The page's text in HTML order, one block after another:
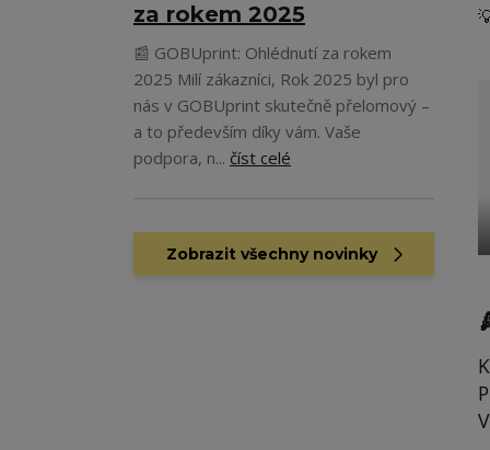
za rokem 2025
📰 GOBUprint: Ohlédnutí za rokem
2025 Milí zákazníci, Rok 2025 byl pro
nás v GOBUprint skutečně přelomový –
a to především díky vám. Vaše
podpora, n... číst celé
Zobrazit všechny novinky